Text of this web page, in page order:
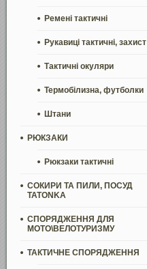
Ремені тактичні
Рукавиці тактичні, захист
Тактичні окуляри
Термобілизна, футболки
Штани
РЮКЗАКИ
Рюкзаки тактичні
СОКИРИ ТА ПИЛИ, ПОСУД
TATONKA
СПОРЯДЖЕННЯ ДЛЯ
МОТО\ВЕЛОТУРИЗМУ
ТАКТИЧНЕ СПОРЯДЖЕННЯ